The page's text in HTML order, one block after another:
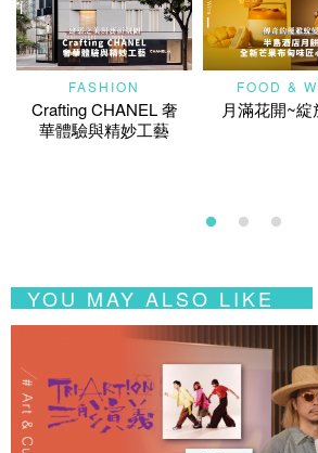
FASHION
Crafting CHANEL 奢
華體驗與精妙工藝
FOOD &
月滿花開~綻
YOU MAY ALSO LIKE